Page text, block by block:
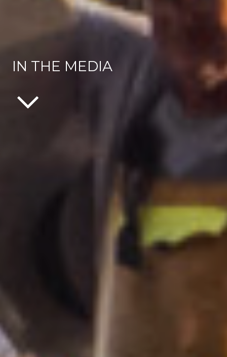
IN THE MEDIA